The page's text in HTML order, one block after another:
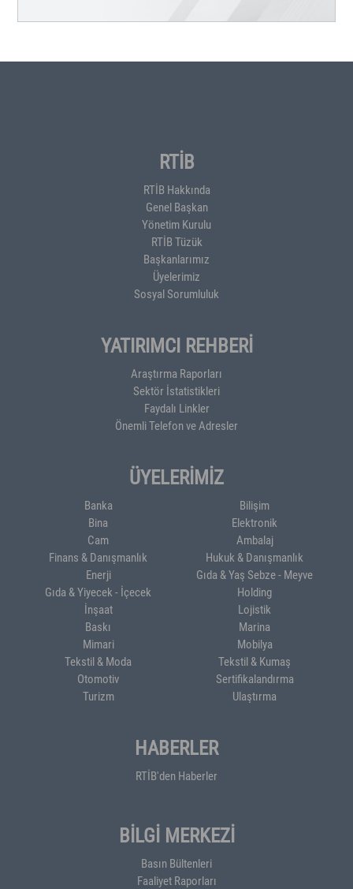
RTİB
RTİB Hakkında
Genel Başkan
Yönetim Kurulu
RTİB Tüzük
Başkanlarımız
Üyelerimiz
Sosyal Sorumluluk
YATIRIMCI REHBERİ
Araştırma Raporları
Sektör İstatistikleri
Faydalı Linkler
Önemli Telefon ve Adresler
ÜYELERİMİZ
Banka
Bilişim
Bina
Elektronik
Cam
Ambalaj
Finans & Danışmanlık
Hukuk & Danışmanlık
Enerji
Gıda & Yaş Sebze - Meyve
Gıda & Yiyecek - İçecek
Holding
İnşaat
Lojistik
Baskı
Marina
Mimari
Mobilya
Tekstil & Moda
Tekstil & Kumaş
Otomotiv
Sertifikalandırma
Turizm
Ulaştırma
HABERLER
RTİB'den Haberler
BİLGİ MERKEZİ
Basın Bültenleri
Faaliyet Raporları